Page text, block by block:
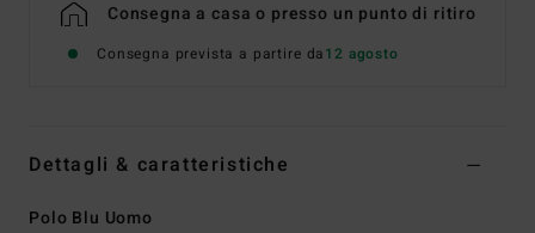
Consegna a casa o presso un punto di ritiro
Consegna prevista a partire da12 agosto
Dettagli & caratteristiche
Polo Blu Uomo